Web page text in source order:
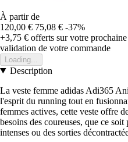
À partir de
120,00 € 75,08 € -37%
+3,75 € offerts sur votre
validation de votre commande
Loading...
Description
La veste femme adidas Adi365
l'esprit du running tout en
femmes actives, cette veste offre
besoins des coureuses, que ce
intenses ou des sorties